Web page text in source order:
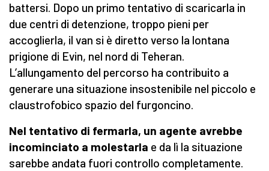
battersi. Dopo un primo tentativo di scaricarla in
due centri di detenzione, troppo pieni per
accoglierla, il van si è diretto verso la lontana
prigione di Evin, nel nord di Teheran.
L’allungamento del percorso ha contribuito a
generare una situazione insostenibile nel piccolo e
claustrofobico spazio del furgoncino.
Nel tentativo di fermarla, un agente avrebbe
incominciato a molestarla e da lì la situazione
sarebbe andata fuori controllo completamente.